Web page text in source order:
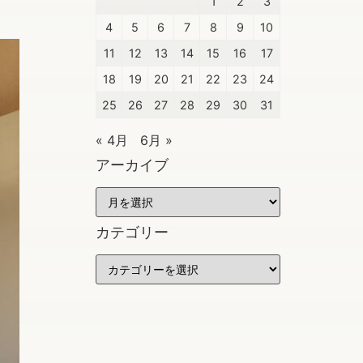
4
5 6 7 8 9
10
11
12 13 14 15 16
17
18
19 20 21 22 23
24
25
26 27 28 29 30 31
« 4月 6月 »
アーカイブ
カテゴリー